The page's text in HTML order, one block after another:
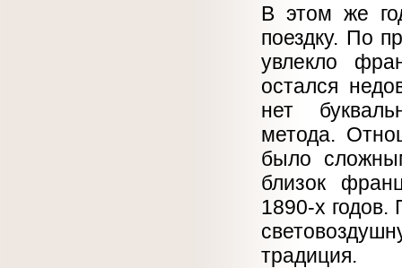
В этом же
поездку. По
увлекло
остался
нет
метода.
было
близок
1890-х годов.
традиция.